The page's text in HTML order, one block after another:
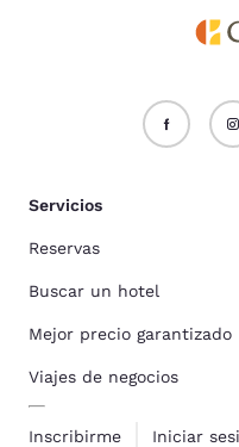
Servicios
Reservas
Buscar un hotel
Mejor precio garantizado
Viajes de negocios
Inscribirme Iniciar